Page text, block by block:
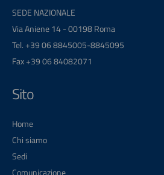
SEDE NAZIONALE
Via Aniene 14 - 00198 Roma
Tel. +39 06 8845005-8845095
Fax +39 06 84082071
Sito
Home
Chi siamo
Sedi
Comunicazione